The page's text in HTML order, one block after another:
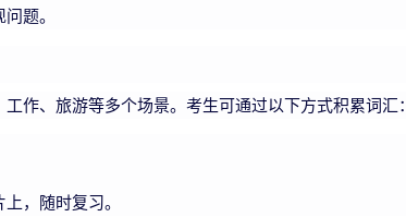
题。
作、旅游等多个场景。考生可通过以下方式积累词汇：
，随时复习。